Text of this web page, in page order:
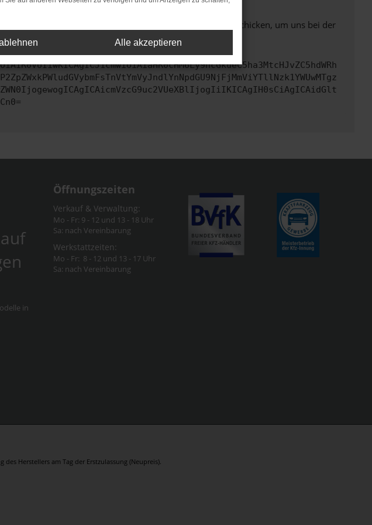
das Problem zu beheben. Du kannst uns diesen Text schicken, um uns bei der
in
Öffnungszeiten
Verkauf & Verwaltung:
Mo - Fr: 9 - 12 und 13 - 18 Uhr
Sa: nach Vereinbarung
Werkstattzeiten:
Mo - Fr: 8 - 12 und 13 - 17 Uhr
Sa: nach Vereinbarung
Herstellers am Tag der Erstzulassung (Neupreis).
Alle akzeptieren